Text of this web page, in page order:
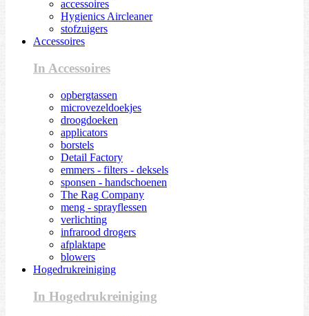
accessoires
Hygienics Aircleaner
stofzuigers
Accessoires
In Accessoires
opbergtassen
microvezeldoekjes
droogdoeken
applicators
borstels
Detail Factory
emmers - filters - deksels
sponsen - handschoenen
The Rag Company
meng - sprayflessen
verlichting
infrarood drogers
afplaktape
blowers
Hogedrukreiniging
In Hogedrukreiniging